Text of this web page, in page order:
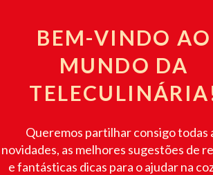
BEM-VINDO AO
MUNDO DA
Queremos partilhar consigo todas
novidades, as melhores sugestões de
e fantásticas dicas para o ajudar na